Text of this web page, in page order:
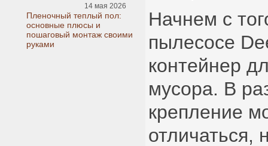
14 мая 2026
Пленочный теплый пол:
основные плюсы и
пошаговый монтаж своими
руками
Начнем с
пылесосе
контейнер
мусора. В
крепление
отличаться,